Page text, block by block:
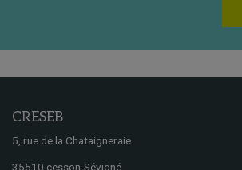
CRESEB
5, rue de la Chataigneraie
35510 cesson-Sévigné